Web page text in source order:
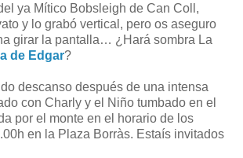
ya Mítico Bobsleigh de Can Coll,
y lo grabó vertical, pero os aseguro
girar la pantalla… ¿Hará sombra La
la de Edgar?
descanso después de una intensa
con Charly y el Niño tumbado en el
por el monte en el horario de los
en la Plaza Borràs. Estaís invitados